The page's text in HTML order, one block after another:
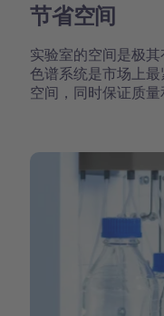
节省空间
实验室的空间是极
色谱系统是市场上
空间，同时保证质量